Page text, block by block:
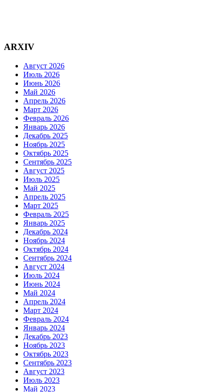
ARXIV
Август 2026
Июль 2026
Июнь 2026
Май 2026
Апрель 2026
Март 2026
Февраль 2026
Январь 2026
Декабрь 2025
Ноябрь 2025
Октябрь 2025
Сентябрь 2025
Август 2025
Июль 2025
Май 2025
Апрель 2025
Март 2025
Февраль 2025
Январь 2025
Декабрь 2024
Ноябрь 2024
Октябрь 2024
Сентябрь 2024
Август 2024
Июль 2024
Июнь 2024
Май 2024
Апрель 2024
Март 2024
Февраль 2024
Январь 2024
Декабрь 2023
Ноябрь 2023
Октябрь 2023
Сентябрь 2023
Август 2023
Июль 2023
Май 2023